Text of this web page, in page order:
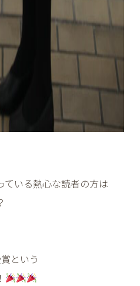
ている熱心な読者の方は
という